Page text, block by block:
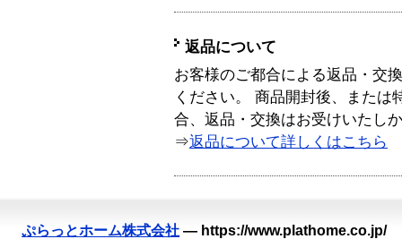
返品について
お客様のご都合による返品・交
ください。 商品開封後、または
合、返品・交換はお受けいたし
⇒返品について詳しくはこちら
ぷらっとホーム株式会社 — https://www.plathome.co.jp/